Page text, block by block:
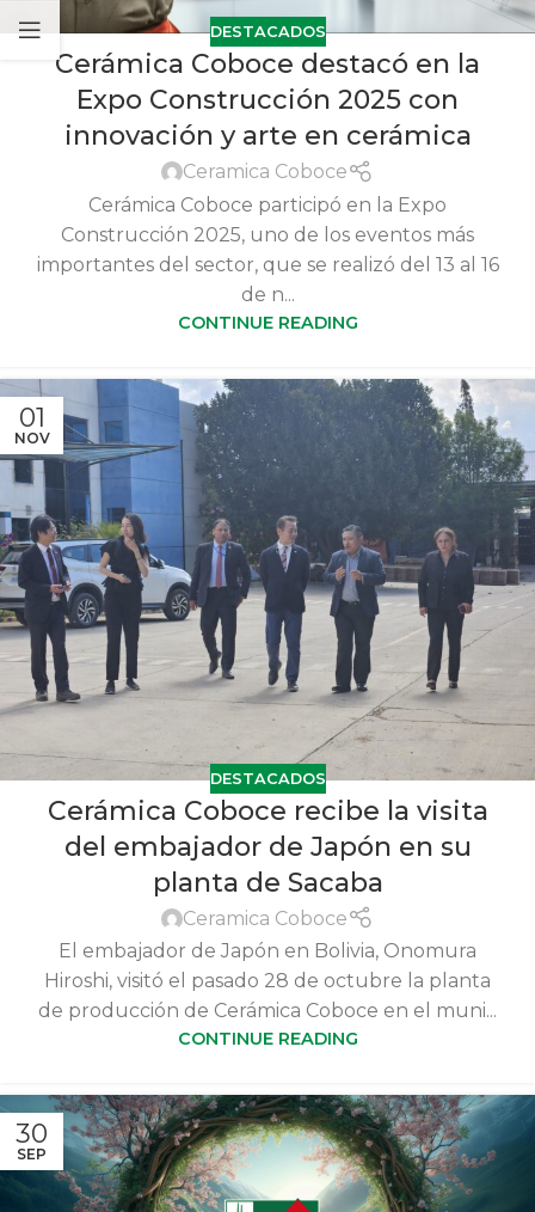
DESTACADOS
Cerámica Coboce destacó en la
Expo Construcción 2025 con
innovación y arte en cerámica
Ceramica Coboce
Cerámica Coboce participó en la Expo
Construcción 2025, uno de los eventos más
importantes del sector, que se realizó del 13 al 16
de n...
CONTINUE READING
01
NOV
DESTACADOS
Cerámica Coboce recibe la visita
del embajador de Japón en su
planta de Sacaba
Ceramica Coboce
El embajador de Japón en Bolivia, Onomura
Hiroshi, visitó el pasado 28 de octubre la planta
de producción de Cerámica Coboce en el muni...
CONTINUE READING
30
SEP